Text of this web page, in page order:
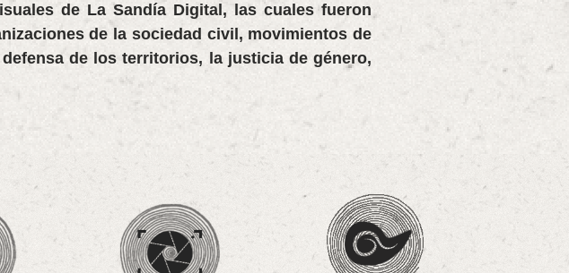
de La Sandía Digital, las cuales fueron
de la sociedad civil, movimientos de
de los territorios, la justicia de género,